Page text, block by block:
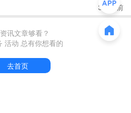
产品营收达到26.56亿元，占比29.0
续加码
3个月前
讯文章够看？
活动 总有你想看的
去首页